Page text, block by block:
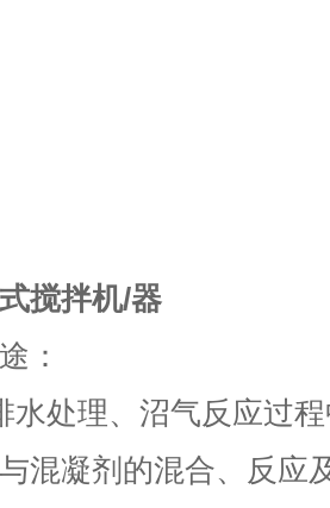
搅拌机/器
：
水处理、沼气反应过
混凝剂的混合、反应